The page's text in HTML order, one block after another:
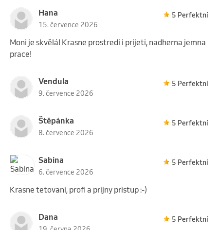
Hana
15. července 2026
5 Perfektní
Moni je skvělá! Krasne prostredi i prijeti, nadherna jemna
prace!
Vendula
9. července 2026
5 Perfektní
Štěpánka
8. července 2026
5 Perfektní
Sabina
6. července 2026
5 Perfektní
Krasne tetovani, profi a prijny pristup :-)
Dana 5 Perfektní